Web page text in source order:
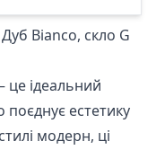
Bianco, скло G
це ідеальний
поєднує естетику
модерн, ці